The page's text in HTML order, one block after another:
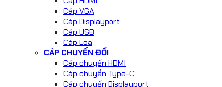
Cáp VGA
Cáp Displayport
Cáp USB
Cáp Loa
CÁP CHUYỂN ĐỔI
Cáp chuyển HDMI
Cáp chuyển Type-C
Cáp chuyển Displayport